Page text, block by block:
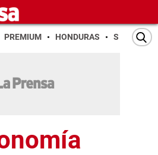
PREMIUM HONDURAS SAN PEDRO